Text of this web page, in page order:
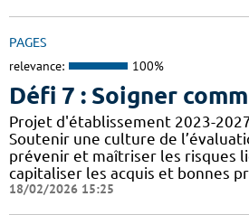
PAGES
relevance: 100%
Défi 7 : Soigner
Projet d'établissement 2023-
Soutenir une culture de
prévenir et maîtriser les risques
capitaliser les acquis et bonnes
18/02/2026 15:25